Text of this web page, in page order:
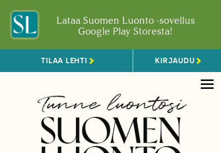
Lataa Suomen Luonto -sovellus
Google Play Storesta!
TILAA LEHTI KIRJAUDU